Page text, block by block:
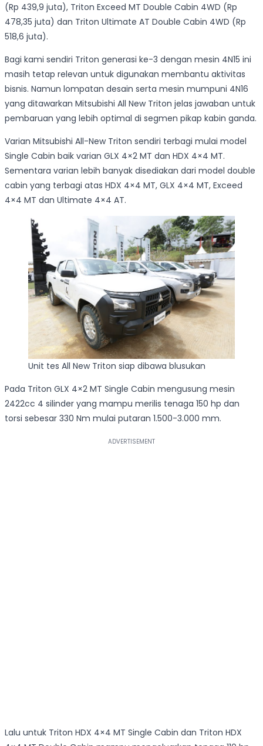
(Rp 439,9 juta), Triton Exceed MT Double Cabin 4WD (Rp
478,35 juta) dan Triton Ultimate AT Double Cabin 4WD (Rp
518,6 juta).
Bagi kami sendiri Triton generasi ke-3 dengan mesin 4N15 ini
masih tetap relevan untuk digunakan membantu aktivitas
bisnis. Namun lompatan desain serta mesin mumpuni 4N16
yang ditawarkan Mitsubishi All New Triton jelas jawaban untuk
pembaruan yang lebih optimal di segmen pikap kabin ganda.
Varian Mitsubishi All-New Triton sendiri terbagi mulai model
Single Cabin baik varian GLX 4×2 MT dan HDX 4×4 MT.
Sementara varian lebih banyak disediakan dari model double
cabin yang terbagi atas HDX 4×4 MT, GLX 4×4 MT, Exceed
4×4 MT dan Ultimate 4×4 AT.
Unit tes All New Triton siap dibawa blusukan
Pada Triton GLX 4×2 MT Single Cabin mengusung mesin
2422cc 4 silinder yang mampu merilis tenaga 150 hp dan
torsi sebesar 330 Nm mulai putaran 1.500-3.000 mm.
Lalu untuk Triton HDX 4×4 MT Single Cabin dan Triton HDX